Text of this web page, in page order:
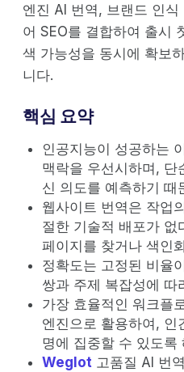
엔진 AI 번역, 브랜드 인
어 SEO를 결합하여 출시
색 가능성을 동시에 확보
니다.
핵심 요약
인공지능이 성공하는
맥락을 우선시하며, 단
신 의도를 예측하기 때
웹사이트 번역은 작업
절한 기술적 배포가 없
페이지를 찾거나 색인
정확도는 고정된 비율
쌍과 주제 복잡성에 따
가장 효율적인 워크플
엔진으로 활용하여, 인
명에 집중할 수 있도록
Weglot 고품질 AI 번